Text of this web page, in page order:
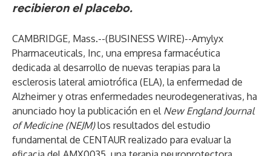
recibieron el placebo.
CAMBRIDGE, Mass.--(BUSINESS WIRE)--Amylyx
Pharmaceuticals, Inc, una empresa farmacéutica
dedicada al desarrollo de nuevas terapias para la
esclerosis lateral amiotrófica (ELA), la enfermedad de
Alzheimer y otras enfermedades neurodegenerativas, ha
anunciado hoy la publicación en el New England Journal
of Medicine (NEJM)los resultados del estudio
fundamental de CENTAUR realizado para evaluar la